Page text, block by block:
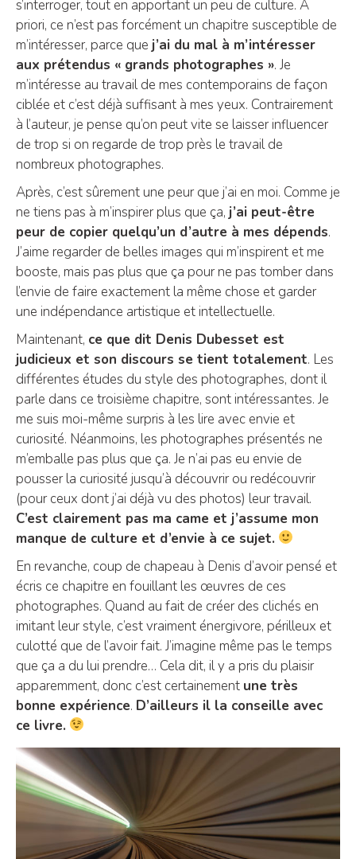
s’interroger, tout en apportant un peu de culture. A
priori, ce n’est pas forcément un chapitre susceptible de
m’intéresser, parce que j’ai du mal à m’intéresser
aux prétendus « grands photographes ». Je
m’intéresse au travail de mes contemporains de façon
ciblée et c’est déjà suffisant à mes yeux. Contrairement
à l’auteur, je pense qu’on peut vite se laisser influencer
de trop si on regarde de trop près le travail de
nombreux photographes.
Après, c’est sûrement une peur que j’ai en moi. Comme je
ne tiens pas à m’inspirer plus que ça, j’ai peut-être
peur de copier quelqu’un d’autre à mes dépends.
J’aime regarder de belles images qui m’inspirent et me
booste, mais pas plus que ça pour ne pas tomber dans
l’envie de faire exactement la même chose et garder
une indépendance artistique et intellectuelle.
Maintenant, ce que dit Denis Dubesset est
judicieux et son discours se tient totalement. Les
différentes études du style des photographes, dont il
parle dans ce troisième chapitre, sont intéressantes. Je
me suis moi-même surpris à les lire avec envie et
curiosité. Néanmoins, les photographes présentés ne
m’emballe pas plus que ça. Je n’ai pas eu envie de
pousser la curiosité jusqu’à découvrir ou redécouvrir
(pour ceux dont j’ai déjà vu des photos) leur travail.
C’est clairement pas ma came et j’assume mon
manque de culture et d’envie à ce sujet.
En revanche, coup de chapeau à Denis d’avoir pensé et
écris ce chapitre en fouillant les œuvres de ces
photographes. Quand au fait de créer des clichés en
imitant leur style, c’est vraiment énergivore, périlleux et
culotté que de l’avoir fait. J’imagine même pas le temps
que ça a du lui prendre… Cela dit, il y a pris du plaisir
apparemment, donc c’est certainement une très
bonne expérience. D’ailleurs il la conseille avec
ce livre.